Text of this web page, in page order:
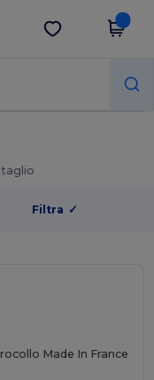
Scarica app
Filtra ✓
Made In France